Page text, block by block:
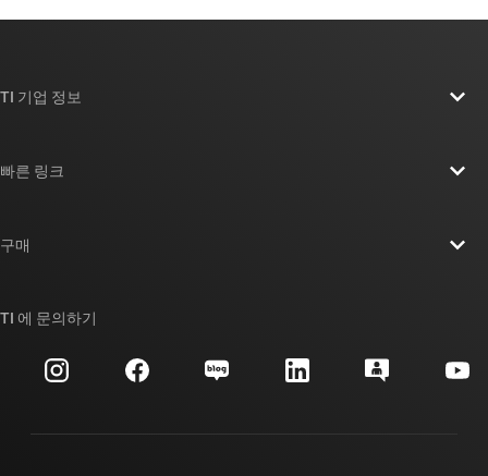
TI 기업 정보
투자 관계
제조
빠른 링크
대체품 검색
고객 지원 센터
구매
주문 FAQ
TI 에 문의하기